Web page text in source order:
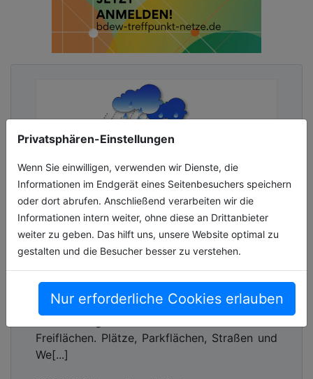
Privatsphären-Einstellungen
Wenn Sie einwilligen, verwenden wir Dienste, die
Informationen im Endgerät eines Seitenbesuchers speichern
oder dort abrufen. Anschließend verarbeiten wir die
Informationen intern weiter, ohne diese an Drittanbieter
weiter zu geben. Das hilft uns, unsere Website optimal zu
gestalten und die Besucher besser zu verstehen.
Nur erforderliche Cookies erlauben
Pflasterklinker für die
Starkregen, Hitzeperioden und sinkende
Grundwasserstände verändern die
Freiflächen. Plätze, Parkflächen, Straßen und
We[...]